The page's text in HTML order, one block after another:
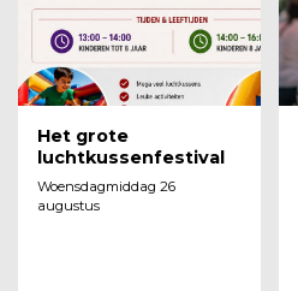
Het grote
luchtkussenfestival
Woensdagmiddag 26
augustus